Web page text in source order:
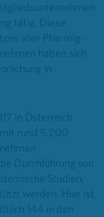
tätig. Diese
aller Pharmig-
haben sich
in
in Österreich
mit rund 5.200
Durchführung von
Studien,
werden. Hier ist
144 in den